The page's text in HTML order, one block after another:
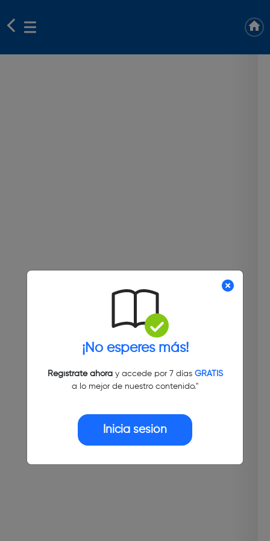
¡No esperes más!
Regístrate ahoray accede por 7 días GRATIS
a lo mejor de nuestro contenido."
Inicia sesión